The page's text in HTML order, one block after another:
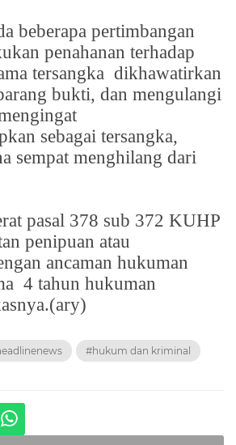
beberapa pertimbangan
penahanan terhadap
tersangka dikhawatirkan
bukti, dan mengulangi
sebagai tersangka,
sempat menghilang dari
pasal 378 sub 372 KUHP
penipuan atau
ancaman hukuman
4 tahun hukuman
#hukum dan kriminal